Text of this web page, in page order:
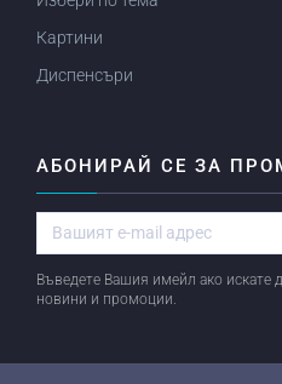
Картини
Диспенсъри
АБОНИРАЙ СЕ ЗА
Въведете Вашия имейл ако искате
новини и промоции.